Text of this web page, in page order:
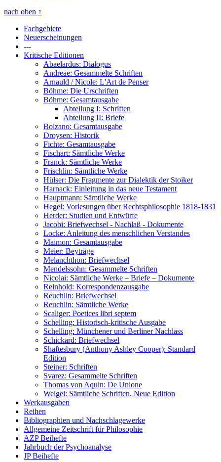
nach oben ↑
Fachgebiete
Neuerscheinungen
---
Kritische Editionen
Abaelardus: Dialogus
Andreae: Gesammelte Schriften
Arnauld / Nicole: L'Art de Penser
Böhme: Die Urschriften
Böhme: Gesamtausgabe
Abteilung I: Schriften
Abteilung II: Briefe
Bolzano: Gesamtausgabe
Droysen: Historik
Fichte: Gesamtausgabe
Fischart: Sämtliche Werke
Franck: Sämtliche Werke
Frischlin: Sämtliche Werke
Hülser: Die Fragmente zur Dialektik der Stoiker
Harnack: Einleitung in das neue Testament
Hauptmann: Sämtliche Werke
Hegel: Vorlesungen über Rechtsphilosophie 1818-1831
Herder: Studien und Entwürfe
Jacobi: Briefwechsel - Nachlaß - Dokumente
Locke: Anleitung des menschlichen Verstandes
Maimon: Gesamtausgabe
Meier: Beyträge
Melanchthon: Briefwechsel
Mendelssohn: Gesammelte Schriften
Nicolai: Sämtliche Werke – Briefe – Dokumente
Reinhold: Korrespondenzausgabe
Reuchlin: Briefwechsel
Reuchlin: Sämtliche Werke
Scaliger: Poetices libri septem
Schelling: Historisch-kritische Ausgabe
Schelling: Münchener und Berliner Nachlass
Schickard: Briefwechsel
Shaftesbury (Anthony Ashley Cooper): Standard
Edition
Steiner: Schriften
Svarez: Gesammelte Schriften
Thomas von Aquin: De Unione
Weigel: Sämtliche Schriften. Neue Edition
Werkausgaben
Reihen
Bibliographien und Nachschlagewerke
Allgemeine Zeitschrift für Philosophie
AZP Beihefte
Jahrbuch der Psychoanalyse
JP Beihefte